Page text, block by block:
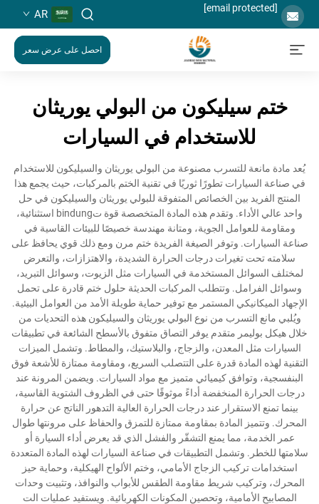
[email protected]
AR
احصل على عرض سعر
ختم سيليكون من البولي يوريثان
للاستخدام في السيارات
يُعد مادة مانعة للتسرب مصنوعة من البولي يوريثان والسيليكون للاستخدام
في صناعة السيارات تطورًا ثوريًا في تقنية الختم بالمركبات، حيث يجمع هذا
المنتج الفريد بين الخصائص المتفوقة للبولي يوريثان والسيليكون في حل
واحد عالي الأداء. وتقدم هذه المادة المتخصصة قوة تbindung استثنائية،
ومقاومة للعوامل الجوية، ومتانة مهندسة خصيصًا للبيئات القاسية في
صناعة السيارات. وتوفر الصيغة الفريدة ختم مرن ومع ذلك قوي يحافظ على
سلامته تحت تغيرات درجات الحرارة الشديدة، والاهتزازات، والتعرض
لمختلف السوائل المستخدمة في السيارات مثل الزيوت، وسوائل التبريد،
وسوائل الفرامل. وتتطلب المركبات الحديثة حلول ختم قادرة على تحمل
الإجهاد الميكانيكي المستمر مع توفير حماية طويلة الأمد من العوامل البيئية.
ويُلبي مانع التسرب من نوع البولي يوريثان والسيليكون هذه التحديات من
خلال هيكل بوليمر متقدم يوفر التصاق متفوق بالأسطح الشائعة في تطبيقات
السيارات مثل المعدن، والزجاج، والبلاستيك، والمطاط. وتشمل الميزات
التقنية لهذه المادة قدرة على التتصلب السريع، ومقاومة ممتازة للأشعة فوق
البنفسجية، وتوافق كيميائي متميز مع مواد السيارات. ويضمن المرونة عند
درجات الحرارة المنخفضة أداءً موثوقًا حتى في الظروف الشتوية القاسية،
بينما تمنع الاستقرار عند درجات الحرارة العالية التدهور الناتج عن حرارة
المحرك. وتتميز المادة بمقاومة ممتازة للتمزق والحفاظ على مرونتها طوال
عمر الخدمة، مما يمنع التشقّر والفشل الذي قد يعرض أداء السيارة أو
سلامتها للخطر. وتشمل التطبيقات في صناعة السيارات لهذه المادة المتعددة
استخدامات تركيب الزجاج الأمامي، وختم الألواح الهيكلية، وحماية حيز
المحرك، وتركيب شريط مقاومة الطقس للأبواب والنوافذ، وتثبيت وحدات
المصابيح الأمامية، وتحصين المكونات الكهربائية. ويستفيد عمليات الت